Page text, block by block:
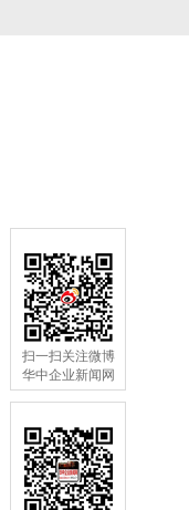
扫一扫关注微博
华中企业新闻网